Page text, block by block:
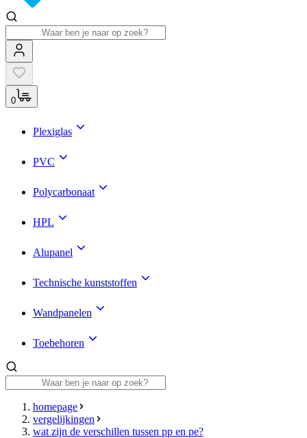
0
Plexiglas
PVC
Polycarbonaat
HPL
Alupanel
Technische kunststoffen
Wandpanelen
Toebehoren
homepage
vergelijkingen
wat zijn de verschillen tussen pp en pe?